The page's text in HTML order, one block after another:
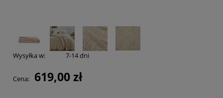
Wysyłka w: 7-14 dni
Cena: 619,00 zł